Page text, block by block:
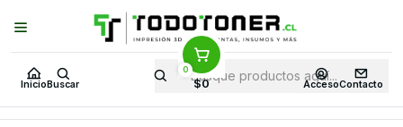
Inicio Buscar
0
$0 AccesoContacto
Puedes Elegir: Comprar enTienda· Despachoa Todo Chile · Retiro en
Tienda en24 Horas
Inicio Todo tintas TINTA ALTERNATIVA HP
HP